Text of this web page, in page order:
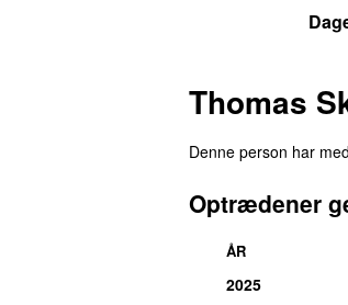
Thomas
Denne person har
Optrædener
ÅR
2025